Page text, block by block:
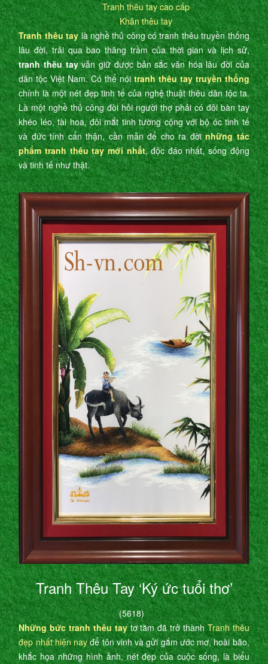
Tranh thêu tay cao cấp
Khăn thêu tay
Tranh thêu tay là nghề thủ công có tranh thêu truyền thống
lâu đời, trải qua bao thăng trầm của thời gian và lịch sử,
tranh thêu tayvẫn giữ được bản sắc văn hóa lâu đời của
dân tộc Việt Nam. Có thể nóitranh thêu tay truyền thống
chính là một nét đẹp tinh tế của nghệ thuật thêu dân tộc ta.
Là một nghề thủ công đòi hỏi người thợ phải có đôi bàn tay
khéo léo, tài hoa, đôi mắt tinh tường cộng với bộ óc tinh tế
và đức tính cẩn thận, cần mẫn để cho ra đờinhững tác
phẩm tranh thêu tay mới nhất, độc đáo nhất, sống động
và tinh tế như thật.
Tranh Thêu Tay ‘Ký ức tuổi thơ’
(5618)
Những bức tranh thêu taytơ tằm đã trở thànhTranh thêu
đẹp nhất hiện nayđể tôn vinh và gửi gắm ước mơ, hoài bão,
khắc họa những hình ảnh, nét đẹp của cuộc sống, là biểu